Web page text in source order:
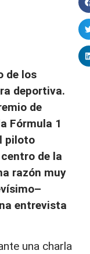
de los
deportiva.
de
Fórmula 1
piloto
de la
razón muy
entrevista
una charla